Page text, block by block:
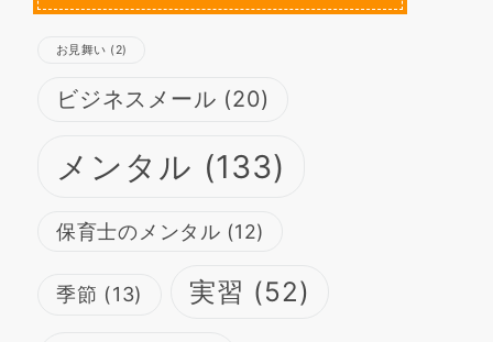
お見舞い (2)
ビジネスメール (20)
メンタル (133)
保育士のメンタル (12)
季節 (13) 実習 (52)